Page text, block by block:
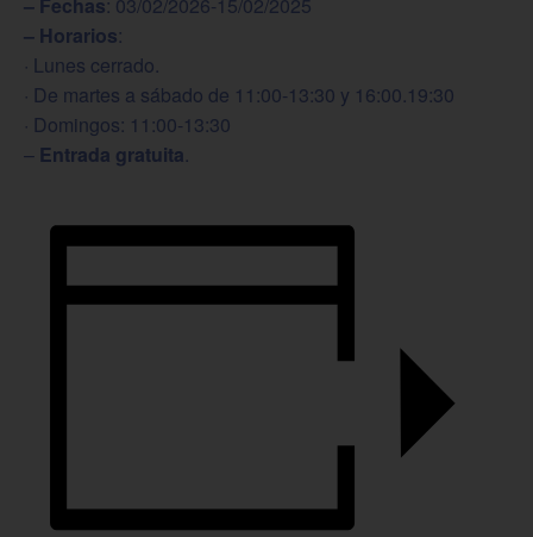
– Horarios:
· Lunes cerrado.
· De martes a sábado de 11:00-13:30 y 16:00.19:30
· Domingos: 11:00-13:30
– Entrada gratuita.